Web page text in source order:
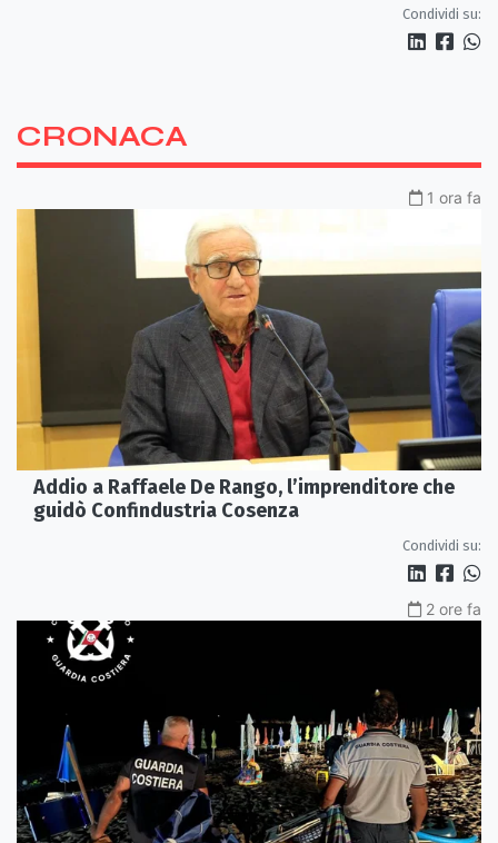
Condividi su:
CRONACA
1 ora fa
Addio a Raffaele De Rango, l’imprenditore che
guidò Confindustria Cosenza
Condividi su:
2 ore fa